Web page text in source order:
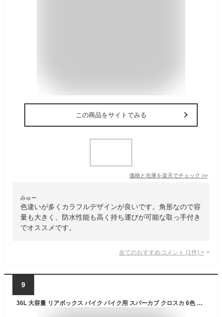
この商品をサイトでみる
価格と在庫を楽天でチェック >>
みゅー
色違いが多くカラフルデザインが良いです。角形なので容
量も大きく、防水性能も高く持ち運びが可能な取っ手付き
でオススメです。
全てのおすすめコメント (1 件) >
9
36L 大容量 リアボックス バイク バイク用 スパーカブ クロスカ 6色 防水 原付 スクーター 耐衝撃 トップケース リアケース バイクキャリー 着脱可能 鍵付 汎用 ハンターカブ 取寄せ